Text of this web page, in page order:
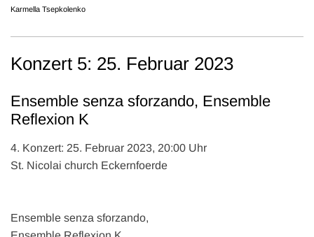
Karmella Tsepkolenko
Konzert 5: 25. Februar 2023
Ensemble senza sforzando, Ensemble
Reflexion K
4. Konzert: 25. Februar 2023, 20:00 Uhr
St. Nicolai church Eckernfoerde
Ensemble senza sforzando,